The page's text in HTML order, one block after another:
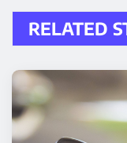
RELATED